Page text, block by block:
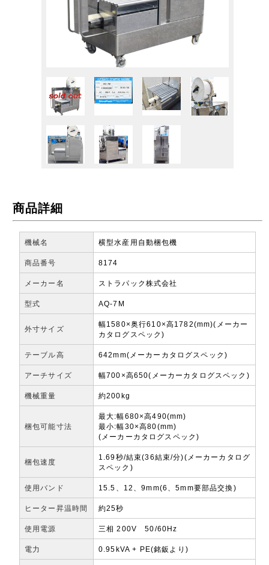
商品詳細
機械名 横型水産用自動梱包機
商品番号 8174
メーカー名 ストラパック株式会社
型式 AQ-7M
外寸サイズ
幅1580×奥行610×高1782(mm)(メーカー
カタログスペック)
テーブル高 642mm(メーカーカタログスペック)
アーチサイズ 幅700×高650(メーカーカタログスペック)
機械重量 約200kg
梱包可能寸法
最大:幅680×高490(mm)
最小:幅30×高80(mm)
(メーカーカタログスペック)
梱包速度
1.69秒/結束(36結束/分)(メーカーカタログ
スペック)
使用バンド 15.5、12、9mm(6、5mm要部品交換)
ヒーター昇温時間 約25秒
使用電源 三相 200V 50/60Hz
電力 0.95kVA + PE(銘鈑より)